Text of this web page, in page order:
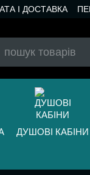
І ДОСТАВКА
ДУШОВІ КАБІНИ